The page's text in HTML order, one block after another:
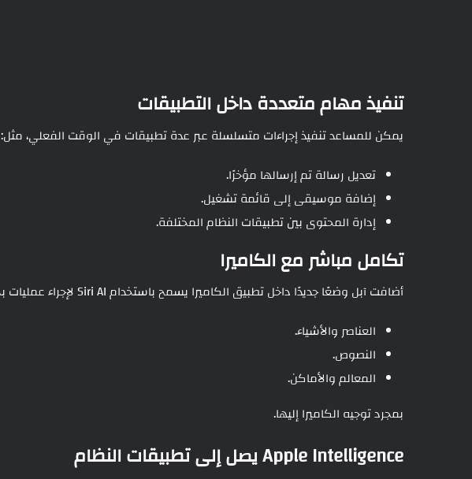
تنفيذ مهام متعددة داخل التطبيقات
يمكن للمساعد تنفيذ إجراءات متسلسلة عبر عدة تطبيقات في الوقت الفعلي، مثل:
تعديل رسالة تم إرسالها مؤخرًا.
إضافة موسيقى إلى قائمة تشغيل.
إدارة المحتوى بين تطبيقات النظام المختلفة.
تكامل مباشر مع الكاميرا
أضافت آبل وضعًا جديدًا داخل تطبيق الكاميرا يسمح باستخدام Siri AI لإجراء عمليات بحث بصري فورية عن:
العناصر والأشياء.
النصوص.
المعالم والأماكن.
بمجرد توجيه الكاميرا إليها.
Apple Intelligence يصل إلى تطبيقات النظام